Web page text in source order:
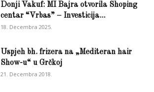
Donji Vakuf: MI Bajra otvorila Shoping
centar “Vrbas” – Investicija...
18. Decembra 2025.
Uspjeh bh. frizera na „Mediteran hair
Show-u“ u Grčkoj
21. Decembra 2018.